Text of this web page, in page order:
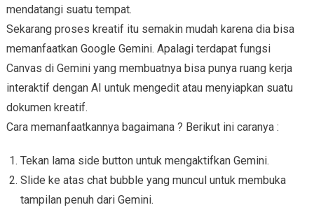
mendatangi suatu tempat.
Sekarang proses kreatif itu semakin mudah karena dia bisa
memanfaatkan Google Gemini. Apalagi terdapat fungsi
Canvas di Gemini yang membuatnya bisa punya ruang kerja
interaktif dengan AI untuk mengedit atau menyiapkan suatu
dokumen kreatif.
Cara memanfaatkannya bagaimana ? Berikut ini caranya :
Tekan lama side button untuk mengaktifkan Gemini.
Slide ke atas chat bubble yang muncul untuk membuka
tampilan penuh dari Gemini.